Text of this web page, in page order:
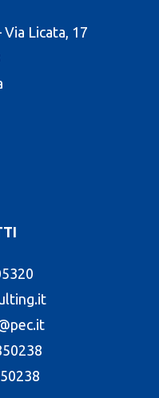
Licata, 17